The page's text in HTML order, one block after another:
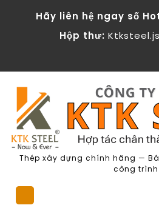
Hãy liên hệ ngay số
Hộp thư:
Thép xây dựng chính hãng —
công trình